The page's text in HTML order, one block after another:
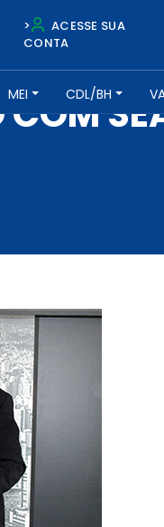
>
ACESSE SUA
CONTA
MEI CDL/BH